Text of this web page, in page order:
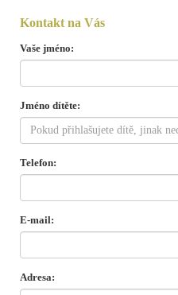
Kontakt na Vás
Vaše jméno:
Jméno dítěte:
Telefon:
E-mail:
Adresa: